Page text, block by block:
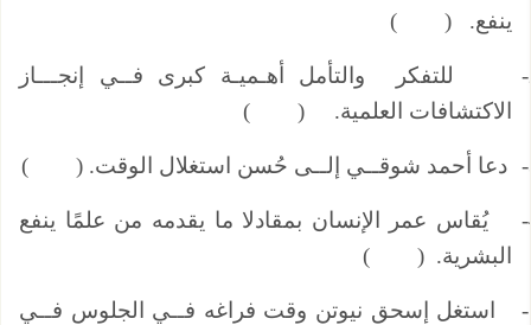
ينفع. ( )
للتفكر والتأمل أهـميـة كبرى فــي إنجـــاز
الاكتشافات العلمية. ( )
دعا أحمد شوقــي إلــى حُسن استغلال الوقت. ( )
يُقاس عمر الإنسان بمقادلا ما يقدمه من علمًا ينفع
البشرية. ( )
استغل إسحق نيوتن وقت فراغه فــي الجلوس فــي